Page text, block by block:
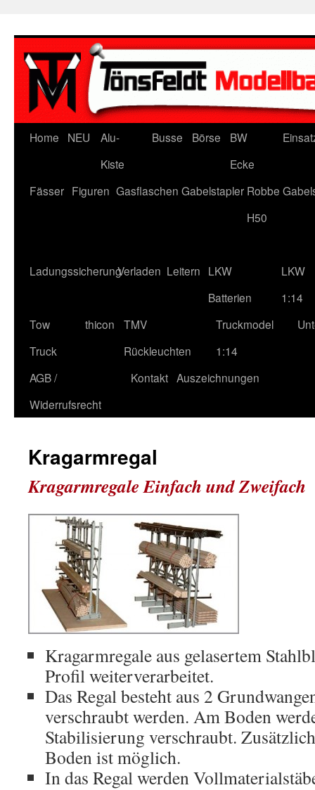
Home NEU
Alu-
Kiste
Busse Börse
BW
Ecke
Fässer Figuren Gasflaschen Gabelstapler Robbe
H50
LadungssicherungVerladen Leitern LKW
Batterien
LKW
1:14
Tow
Truck
thicon
TMV
Rückleuchten
Truckmodel
1:14
AGB /
Widerrufsrecht
Kontakt Auszeichnungen
Kragarmregal
Kragarmregale Einfach und Zweifach
Kragarmregale aus gelasertem
Profil weiterverarbeitet.
Das Regal besteht aus 2
verschraubt werden. Am Boden
Stabilisierung verschraubt.
Boden ist möglich.
In das Regal werden